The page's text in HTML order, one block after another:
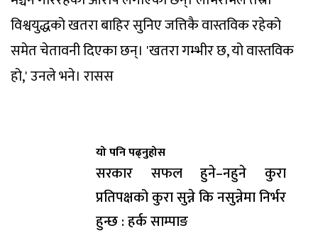
विश्वयुद्धको खतरा बाहिर सुनिए जत्तिकै वास्तविक रहेको
समेत चेतावनी दिएका छन्। 'खतरा गम्भीर छ, यो वास्तविक
हो,' उनले भने। रासस
यो पनि पढ्नुहोस
सरकार सफल हुने–नहुने कुरा
प्रतिपक्षको कुरा सुन्ने कि नसुन्नेमा निर्भर
हुन्छ : हर्क साम्पाङ